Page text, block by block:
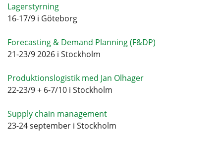
Lagerstyrning
16-17/9 i Göteborg
Forecasting & Demand Planning (F&DP)
21-23/9 2026 i Stockholm
Produktionslogistik med Jan Olhager
22-23/9 + 6-7/10 i Stockholm
Supply chain management
23-24 september i Stockholm